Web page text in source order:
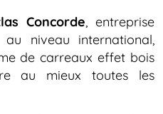
Concorde , entreprise
niveau international,
de carreaux effet bois
au mieux toutes les